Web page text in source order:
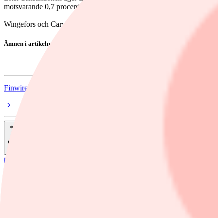
motsvarande 0,7 procent av kapitalet och 0,5 procent av rösterna.
Wingefors och Carville är styrelseledamöter i Asmodee.
Ämnen i artikeln
Finwire
Dela
nyheter